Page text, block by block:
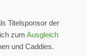
Titelsponsor der
zum Ausgleich
und Caddies.